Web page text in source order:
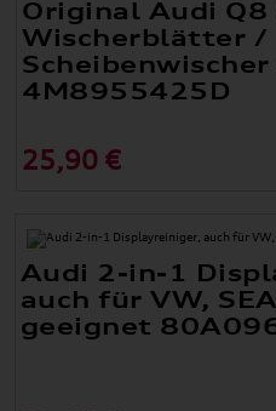
Original Audi Q8
Wischerblätter /
4M8955425D
25,90 €
Audi 2-in-1
auch für VW,
geeignet